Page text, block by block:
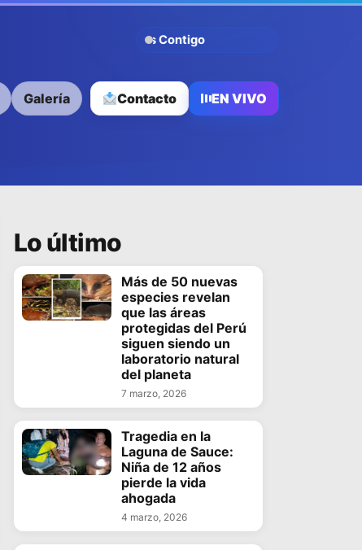
Avanzamos Contigo
Galería Contacto EN VIVO
Lo último
Más de 50 nuevas
especies revelan
que las áreas
protegidas del Perú
siguen siendo un
laboratorio natural
del planeta
7 marzo, 2026
Tragedia en la
Laguna de Sauce:
Niña de 12 años
pierde la vida
ahogada
4 marzo, 2026